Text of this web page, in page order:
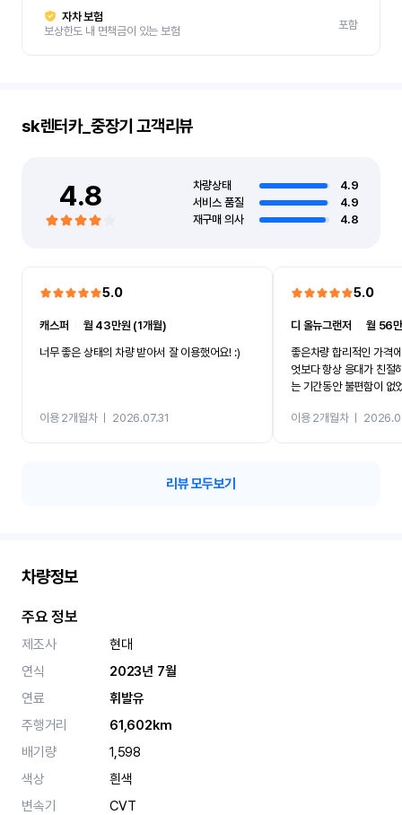
자차 보험
보상한도 내 면책금이 있는 보험
포함
sk렌터카_중장기 고객리뷰
4.8 차량상태
4.9
서비스 품질
4.9
재구매 의사
4.8
5.0
캐스퍼
월 43만원 (1개월)
너무 좋은 상태의 차량 받아서 잘 이용했어요! :)
이용 2개월차ㅣ 2026.07.31
5.0
디 올뉴그랜저 ㅣ월 56
좋은차량 합리적인 가격
엇보다 항상 응대가 친절
는 기간동안 불편함이 없
카 렌트 고민없이 강추합
이용 2개월차ㅣ
리뷰 모두보기
차량정보
주요 정보
제조사
현대
연식
2023년 7월
연료
휘발유
주행거리
61,602km
배기량
1,598
색상
흰색
변속기
CVT